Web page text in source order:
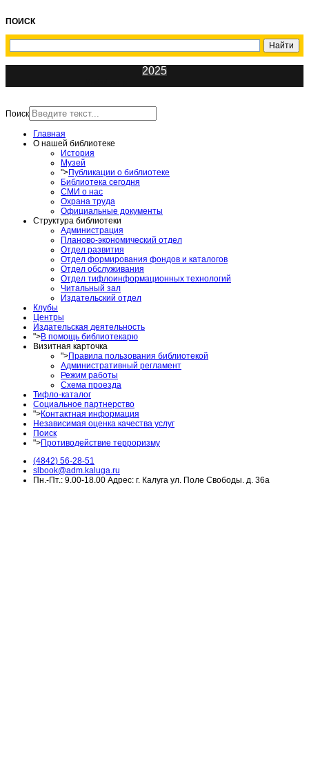
ПОИСК
2025
Поиск
Главная
О нашей библиотеке
История
Музей
">Публикации о библиотеке
Библиотека сегодня
СМИ о нас
Охрана труда
Официальные документы
Структура библиотеки
Администрация
Планово-экономический отдел
Отдел развития
Отдел формирования фондов и каталогов
Отдел обслуживания
Отдел тифлоинформационных технологий
Читальный зал
Издательский отдел
Клубы
Центры
Издательская деятельность
">В помощь библиотекарю
Визитная карточка
">Правила пользования библиотекой
Административный регламент
Режим работы
Схема проезда
Тифло-каталог
Социальное партнерство
">Контактная информация
Независимая оценка качества услуг
Поиск
">Противодействие терроризму
(4842) 56-28-51
slbook@adm.kaluga.ru
Пн.-Пт.: 9.00-18.00 Адрес: г. Калуга ул. Поле Свободы. д. 36а